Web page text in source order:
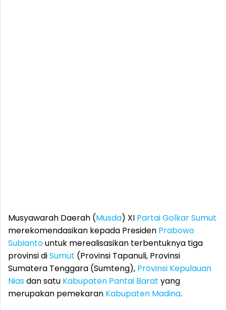
Musyawarah Daerah (Musda) XI Partai GolkarSumut
merekomendasikan kepada Presiden Prabowo
Subiantountuk merealisasikan terbentuknya tiga
provinsi diSumut (Provinsi Tapanuli, Provinsi
Sumatera Tenggara (Sumteng), Provinsi Kepulauan
Niasdan satu Kabupaten Pantai Barat yang
merupakan pemekaran Kabupaten Madina.